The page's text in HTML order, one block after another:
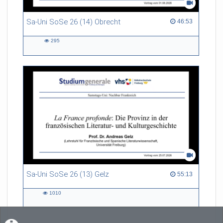
Sa-Uni SoSe 26 (14) Obrecht 46:53
46:53 duration
295
Sa-Uni SoSe 26 (13) Gelz 55:13
55:13 duration
1010